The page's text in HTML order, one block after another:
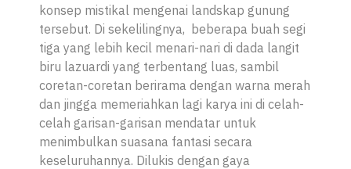
konsep mistikal mengenai landskap gunung
tersebut. Di sekelilingnya, beberapa buah segi
tiga yang lebih kecil menari-nari di dada langit
biru lazuardi yang terbentang luas, sambil
coretan-coretan berirama dengan warna merah
dan jingga memeriahkan lagi karya ini di celah-
celah garisan-garisan mendatar untuk
menimbulkan suasana fantasi secara
keseluruhannya. Dilukis dengan gaya